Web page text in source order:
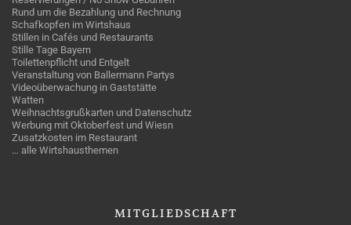
Rund um die Bezahlung und Rechnung
Schafkopfen im Wirtshaus
Stillen in Cafés und Restaurants
Stille Tage Bayern
Toilettenpflicht und Entgelt
Veranstaltung von Ballermann Partys
Videoüberwachung in Gaststätte
Watten
Weihnachtsgrußkarten und Datenschutz
Werbung mit Oktoberfest und Wiesn
Zusatzkosten im Restaurant
… alle Wirtshausthemen
MITGLIEDSCHAFT